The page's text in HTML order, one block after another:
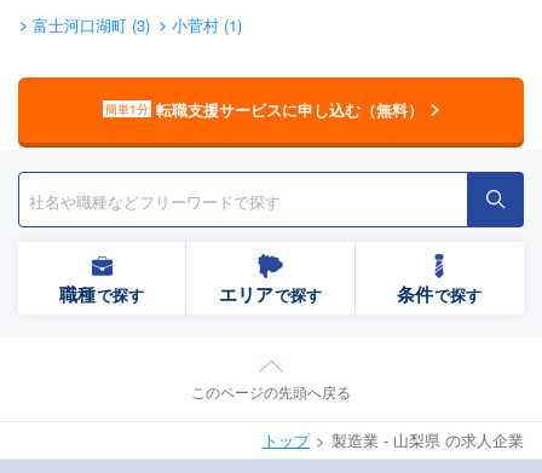
富士河口湖町 (3)
小菅村 (1)
簡単1分 転職支援サービスに申し込む（無料）
職種で探す エリアで探す 条件で探す
このページの先頭へ戻る
トップ 製造業 - 山梨県 の求人企業